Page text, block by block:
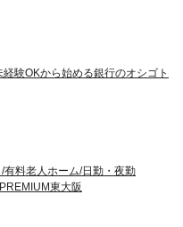
験OKから始める銀行のオシゴト
料老人ホーム/日勤・夜勤
東大阪